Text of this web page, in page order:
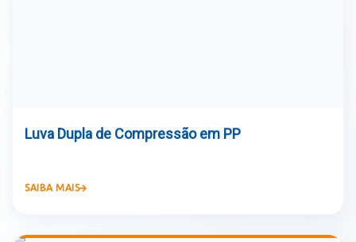
Luva Dupla de Compressão em PP
SAIBA MAIS